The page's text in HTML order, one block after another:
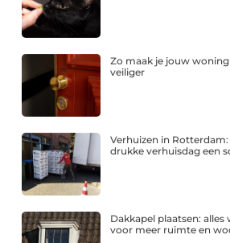
Zo maak je jouw
veiliger
Verhuizen in
drukke verhuisdag een
Dakkapel plaatsen:
voor meer ruimte en